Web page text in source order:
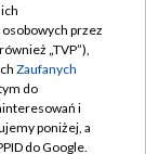
przez
„TVP”),
Zaufanych
do
i
poniżej, a
do Google.